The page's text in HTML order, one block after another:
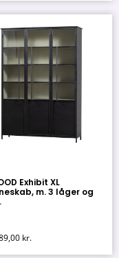
Exhibit XL
m. 3 låger og
kr.